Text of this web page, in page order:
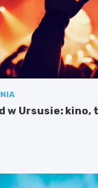
w Ursusie: kino,